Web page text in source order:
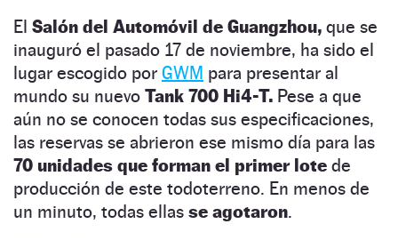
El Salón del Automóvil de Guangzhou, que se
inauguró el pasado 17 de noviembre, ha sido el
lugar escogido por GWM para presentar al
mundo su nuevo Tank 700 Hi4-T. Pese a que
aún no se conocen todas sus especificaciones,
las reservas se abrieron ese mismo día para las
70 unidades que forman el primer lote de
producción de este todoterreno. En menos de
un minuto, todas ellas se agotaron.